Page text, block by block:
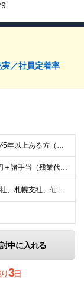
／社員定着率
■学歴不問 ■以下の実務経験が5年以上ある方（同等の経験を有する方） ・Python、Go、Java、JavaScriptいずれかの言語経験 ・データベース（RDB、NoSQLいずれ
月給：330,000円～580,000円＋諸手当（残業代は1分単位で全額支給）＋賞与年2回 ※経験・スキルを考慮のうえ、当社規定により決定いたします。 ※残業代は別途全額支給いたします。 想定年収
東京本社、大阪本社、大阪支社、札幌支社、仙台支社、静岡支社、名古屋支社、福岡支社、品川分室、大阪分室、または弊社取引ユーザー先（常駐） 転勤有無：基本なし（本人の希望を考慮いたします。） ※入社後、
中に入れる
3日